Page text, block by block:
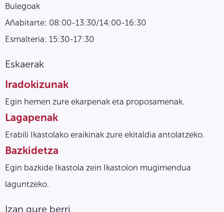
Bulegoak
Añabitarte: 08:00-13:30/14:00-16:30
Esmalteria: 15:30-17:30
Eskaerak
Iradokizunak
Egin hemen zure ekarpenak eta proposamenak.
Lagapenak
Erabili Ikastolako eraikinak zure ekitaldia antolatzeko.
Bazkidetza
Egin bazkide Ikastola zein Ikastolon mugimendua
laguntzeko.
Izan gure berri